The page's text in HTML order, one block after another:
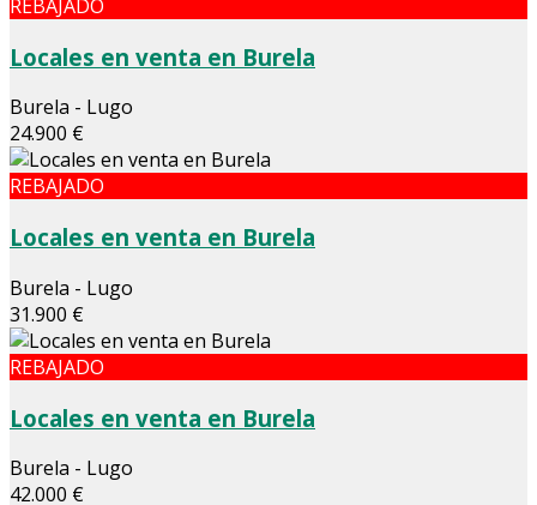
REBAJADO
Locales en venta en Burela
Burela - Lugo
24.900 €
REBAJADO
Locales en venta en Burela
Burela - Lugo
31.900 €
REBAJADO
Locales en venta en Burela
Burela - Lugo
42.000 €